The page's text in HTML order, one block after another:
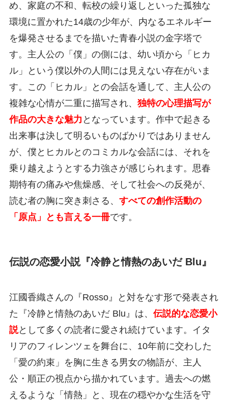
め、家庭の不和、転校の繰り返しといった孤独な
環境に置かれた14歳の少年が、内なるエネルギー
を爆発させるまでを描いた青春小説の金字塔で
す。主人公の「僕」の側には、幼い頃から「ヒカ
ル」という僕以外の人間には見えない存在がいま
す。この「ヒカル」との会話を通して、主人公の
複雑な心情が二重に描写され、 独特の心理描写が
作品の大きな魅力 となっています。作中で起きる
出来事は決して明るいものばかりではありません
が、僕とヒカルとのコミカルな会話には、それを
乗り越えようとする力強さが感じられます。思春
期特有の痛みや焦燥感、そして社会への反発が、
読む者の胸に突き刺さる、 すべての創作活動の
「原点」とも言える一冊です。
伝説の恋愛小説『冷静と情熱のあいだ Blu』
江國香織さんの『Rosso』と対をなす形で発表され
た『冷静と情熱のあいだ Blu』は、 伝説的な恋愛小
説として多くの読者に愛され続けています。イタ
リアのフィレンツェを舞台に、10年前に交わした
「愛の約束」を胸に生きる男女の物語が、主人
公・順正の視点から描かれています。過去への燃
えるような「情熱」と、現在の穏やかな生活を守